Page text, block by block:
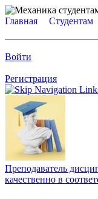
Главная Студентам
Войти
Регистрация
Преподаватель
качественно в